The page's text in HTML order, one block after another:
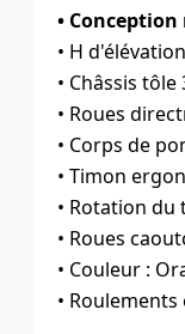
•
• H
• Châssis tôle
• Roues
• Corps de
• Timon
• Rotation du
• Roues
• Couleur :
• Roulements